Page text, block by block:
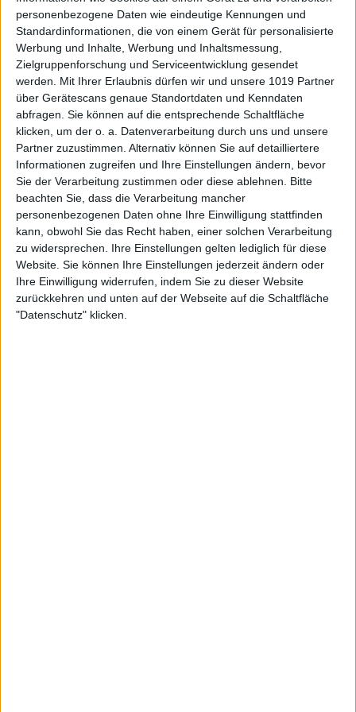
personenbezogene Daten wie eindeutige Kennungen und
Standardinformationen, die von einem Gerät für personalisierte
Werbung und Inhalte, Werbung und Inhaltsmessung,
Zielgruppenforschung und Serviceentwicklung gesendet
werden.
Mit Ihrer Erlaubnis dürfen wir und unsere 1019 Partner
über Gerätescans genaue Standortdaten und Kenndaten
abfragen. Sie können auf die entsprechende Schaltfläche
klicken, um der o. a. Datenverarbeitung durch uns und unsere
Partner zuzustimmen. Alternativ können Sie auf detailliertere
Informationen zugreifen und Ihre Einstellungen ändern, bevor
Sie der Verarbeitung zustimmen oder diese ablehnen.
Bitte
beachten Sie, dass die Verarbeitung mancher
personenbezogenen Daten ohne Ihre Einwilligung stattfinden
kann, obwohl Sie das Recht haben, einer solchen Verarbeitung
zu widersprechen. Ihre Einstellungen gelten lediglich für diese
Website. Sie können Ihre Einstellungen jederzeit ändern oder
Ihre Einwilligung widerrufen, indem Sie zu dieser Website
zurückkehren und unten auf der Webseite auf die Schaltfläche
"Datenschutz" klicken.